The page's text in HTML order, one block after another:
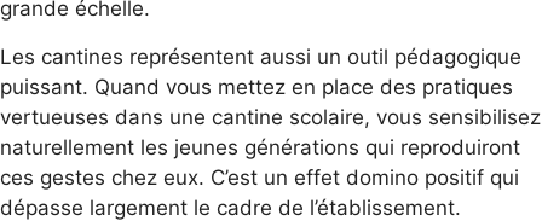
grande échelle.
Les cantines représentent aussi un outil pédagogique
puissant. Quand vous mettez en place des pratiques
vertueuses dans une cantine scolaire, vous sensibilisez
naturellement les jeunes générations qui reproduiront
ces gestes chez eux. C’est un effet domino positif qui
dépasse largement le cadre de l’établissement.